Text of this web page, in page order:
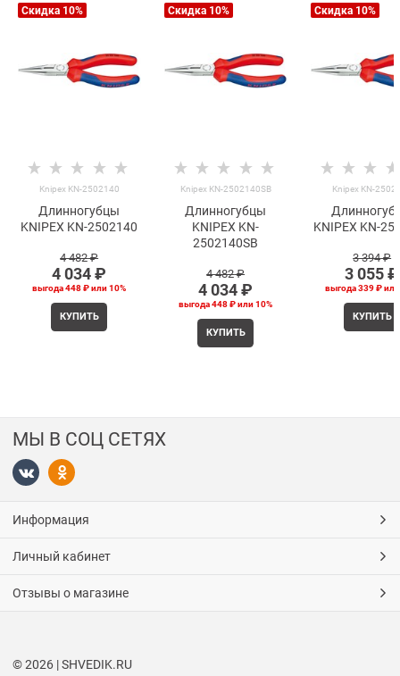
Скидка 10%
Knipex KN-2502140
Длинногубцы
KNIPEX KN-2502140
4 482 ₽
4 034 ₽
выгода448 ₽или10%
КУПИТЬ
Скидка 10%
Knipex KN-2502140SB
Длинногубцы
KNIPEX KN-
2502140SB
4 482 ₽
4 034 ₽
выгода448 ₽или10%
КУПИТЬ
Скидка 10%
Knipex KN-
KNIPEX KN-
3 394 ₽
3 055 ₽
выгода339 ₽
КУПИТЬ
МЫ В СОЦ СЕТЯХ
Информация
Личный кабинет
Отзывы о магазине
© 2026 | SHVEDIK.RU